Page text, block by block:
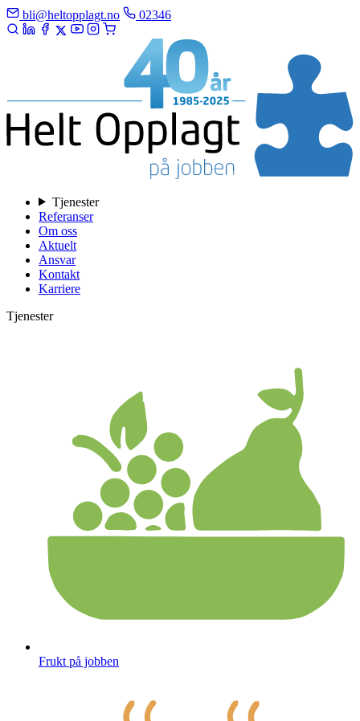
bli@heltopplagt.no 02346
Tjenester
Referanser
Om oss
Aktuelt
Ansvar
Kontakt
Karriere
Tjenester
Frukt på jobben